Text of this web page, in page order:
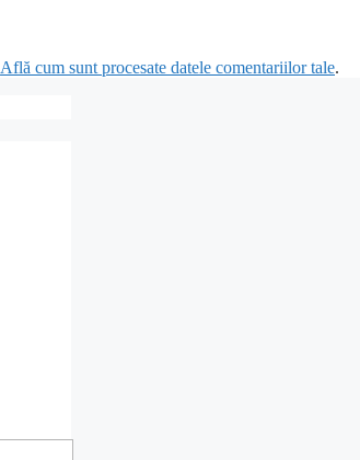
Află cum sunt procesate datele comentariilor tale.